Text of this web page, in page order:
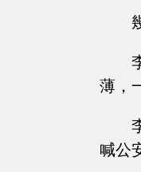
薄，
喊公